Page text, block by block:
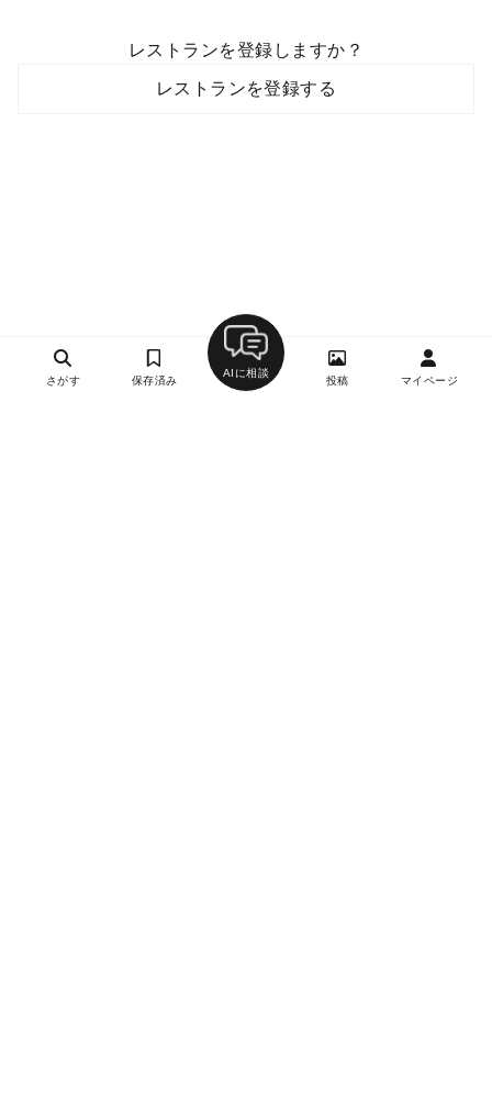
レストランを登録しますか？
レストランを登録する
さがす 保存済み
AIに相談
投稿 マイページ